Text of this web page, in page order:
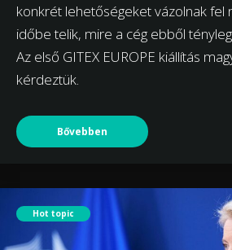
konkrét lehetőségeket vázolnak fel
időbe telik, mire a cég ebből
Az első GITEX EUROPE kiállítás
kérdeztük.
Bővebben
Hot topic